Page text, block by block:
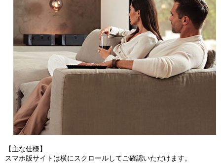
【主な仕様】
スマホ版サイトは横にスクロールしてご確認いただけます。